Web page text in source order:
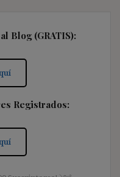
Blog (GRATIS):
Registrados: